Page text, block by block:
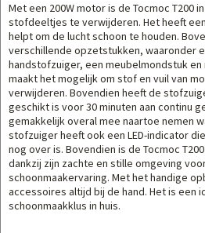
Met een 200W motor is de Tocmoc T200
stofdeeltjes te verwijderen. Het heeft
helpt om de lucht schoon te houden.
verschillende opzetstukken, waaronder
handstofzuiger, een meubelmondstuk
maakt het mogelijk om stof en vuil van
verwijderen. Bovendien heeft de
geschikt is voor 30 minuten aan continu
gemakkelijk overal mee naartoe nemen
stofzuiger heeft ook een LED-indicator
nog over is. Bovendien is de Tocmoc
dankzij zijn zachte en stille omgeving
schoonmaakervaring. Met het handige
accessoires altijd bij de hand. Het is een
schoonmaakklus in huis.